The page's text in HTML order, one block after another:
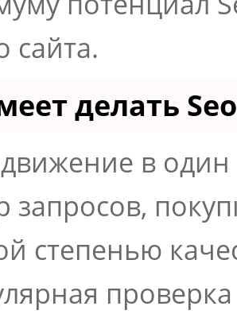
сайта.
делать
в один
запросов,
степенью